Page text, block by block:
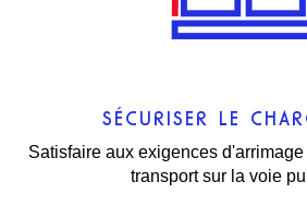
SÉCURISER LE
Satisfaire aux exigences
transport sur la voie